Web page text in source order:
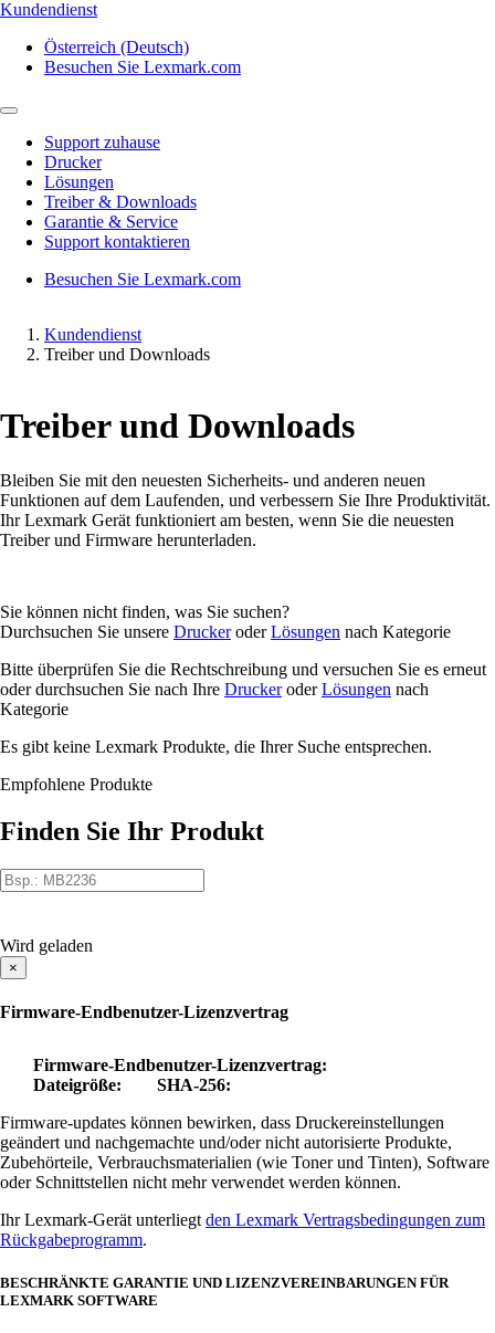
Kundendienst
Österreich (Deutsch)
Besuchen Sie Lexmark.com
Support zuhause
Drucker
Lösungen
Treiber & Downloads
Garantie & Service
Support kontaktieren
Besuchen Sie Lexmark.com
Kundendienst
Treiber und Downloads
Treiber und Downloads
Bleiben Sie mit den neuesten Sicherheits- und anderen neuen
Funktionen auf dem Laufenden, und verbessern Sie Ihre Produktivität.
Ihr Lexmark Gerät funktioniert am besten, wenn Sie die neuesten
Treiber und Firmware herunterladen.
Sie können nicht finden, was Sie suchen?
Durchsuchen Sie unsere DruckeroderLösungen nach Kategorie
Bitte überprüfen Sie die Rechtschreibung und versuchen Sie es erneut
oder durchsuchen Sie nach Ihre DruckeroderLösungen nach
Kategorie
Es gibt keine Lexmark Produkte, die Ihrer Suche entsprechen.
Empfohlene Produkte
Finden Sie Ihr Produkt
Wird geladen
×
Firmware-Endbenutzer-Lizenzvertrag
Firmware-Endbenutzer-Lizenzvertrag:
Dateigröße:
SHA-256:
Firmware-updates können bewirken, dass Druckereinstellungen
geändert und nachgemachte und/oder nicht autorisierte Produkte,
Zubehörteile, Verbrauchsmaterialien (wie Toner und Tinten), Software
oder Schnittstellen nicht mehr verwendet werden können.
Ihr Lexmark-Gerät unterliegt den Lexmark Vertragsbedingungen zum
Rückgabeprogramm.
BESCHRÄNKTE GARANTIE UND LIZENZVEREINBARUNGEN FÜR
LEXMARK SOFTWARE